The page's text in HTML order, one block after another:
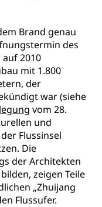
Brand genau
des
auf 2010
mit 1.800
der
war (siehe
vom 28.
und
Flussinsel
Die
der Architekten
zeigen Teile
„Zhuijang
Flussufer.